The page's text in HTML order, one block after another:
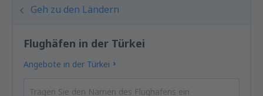
Geh zu den Ländern
Flughäfen in der Türkei
Angebote in der Türkei